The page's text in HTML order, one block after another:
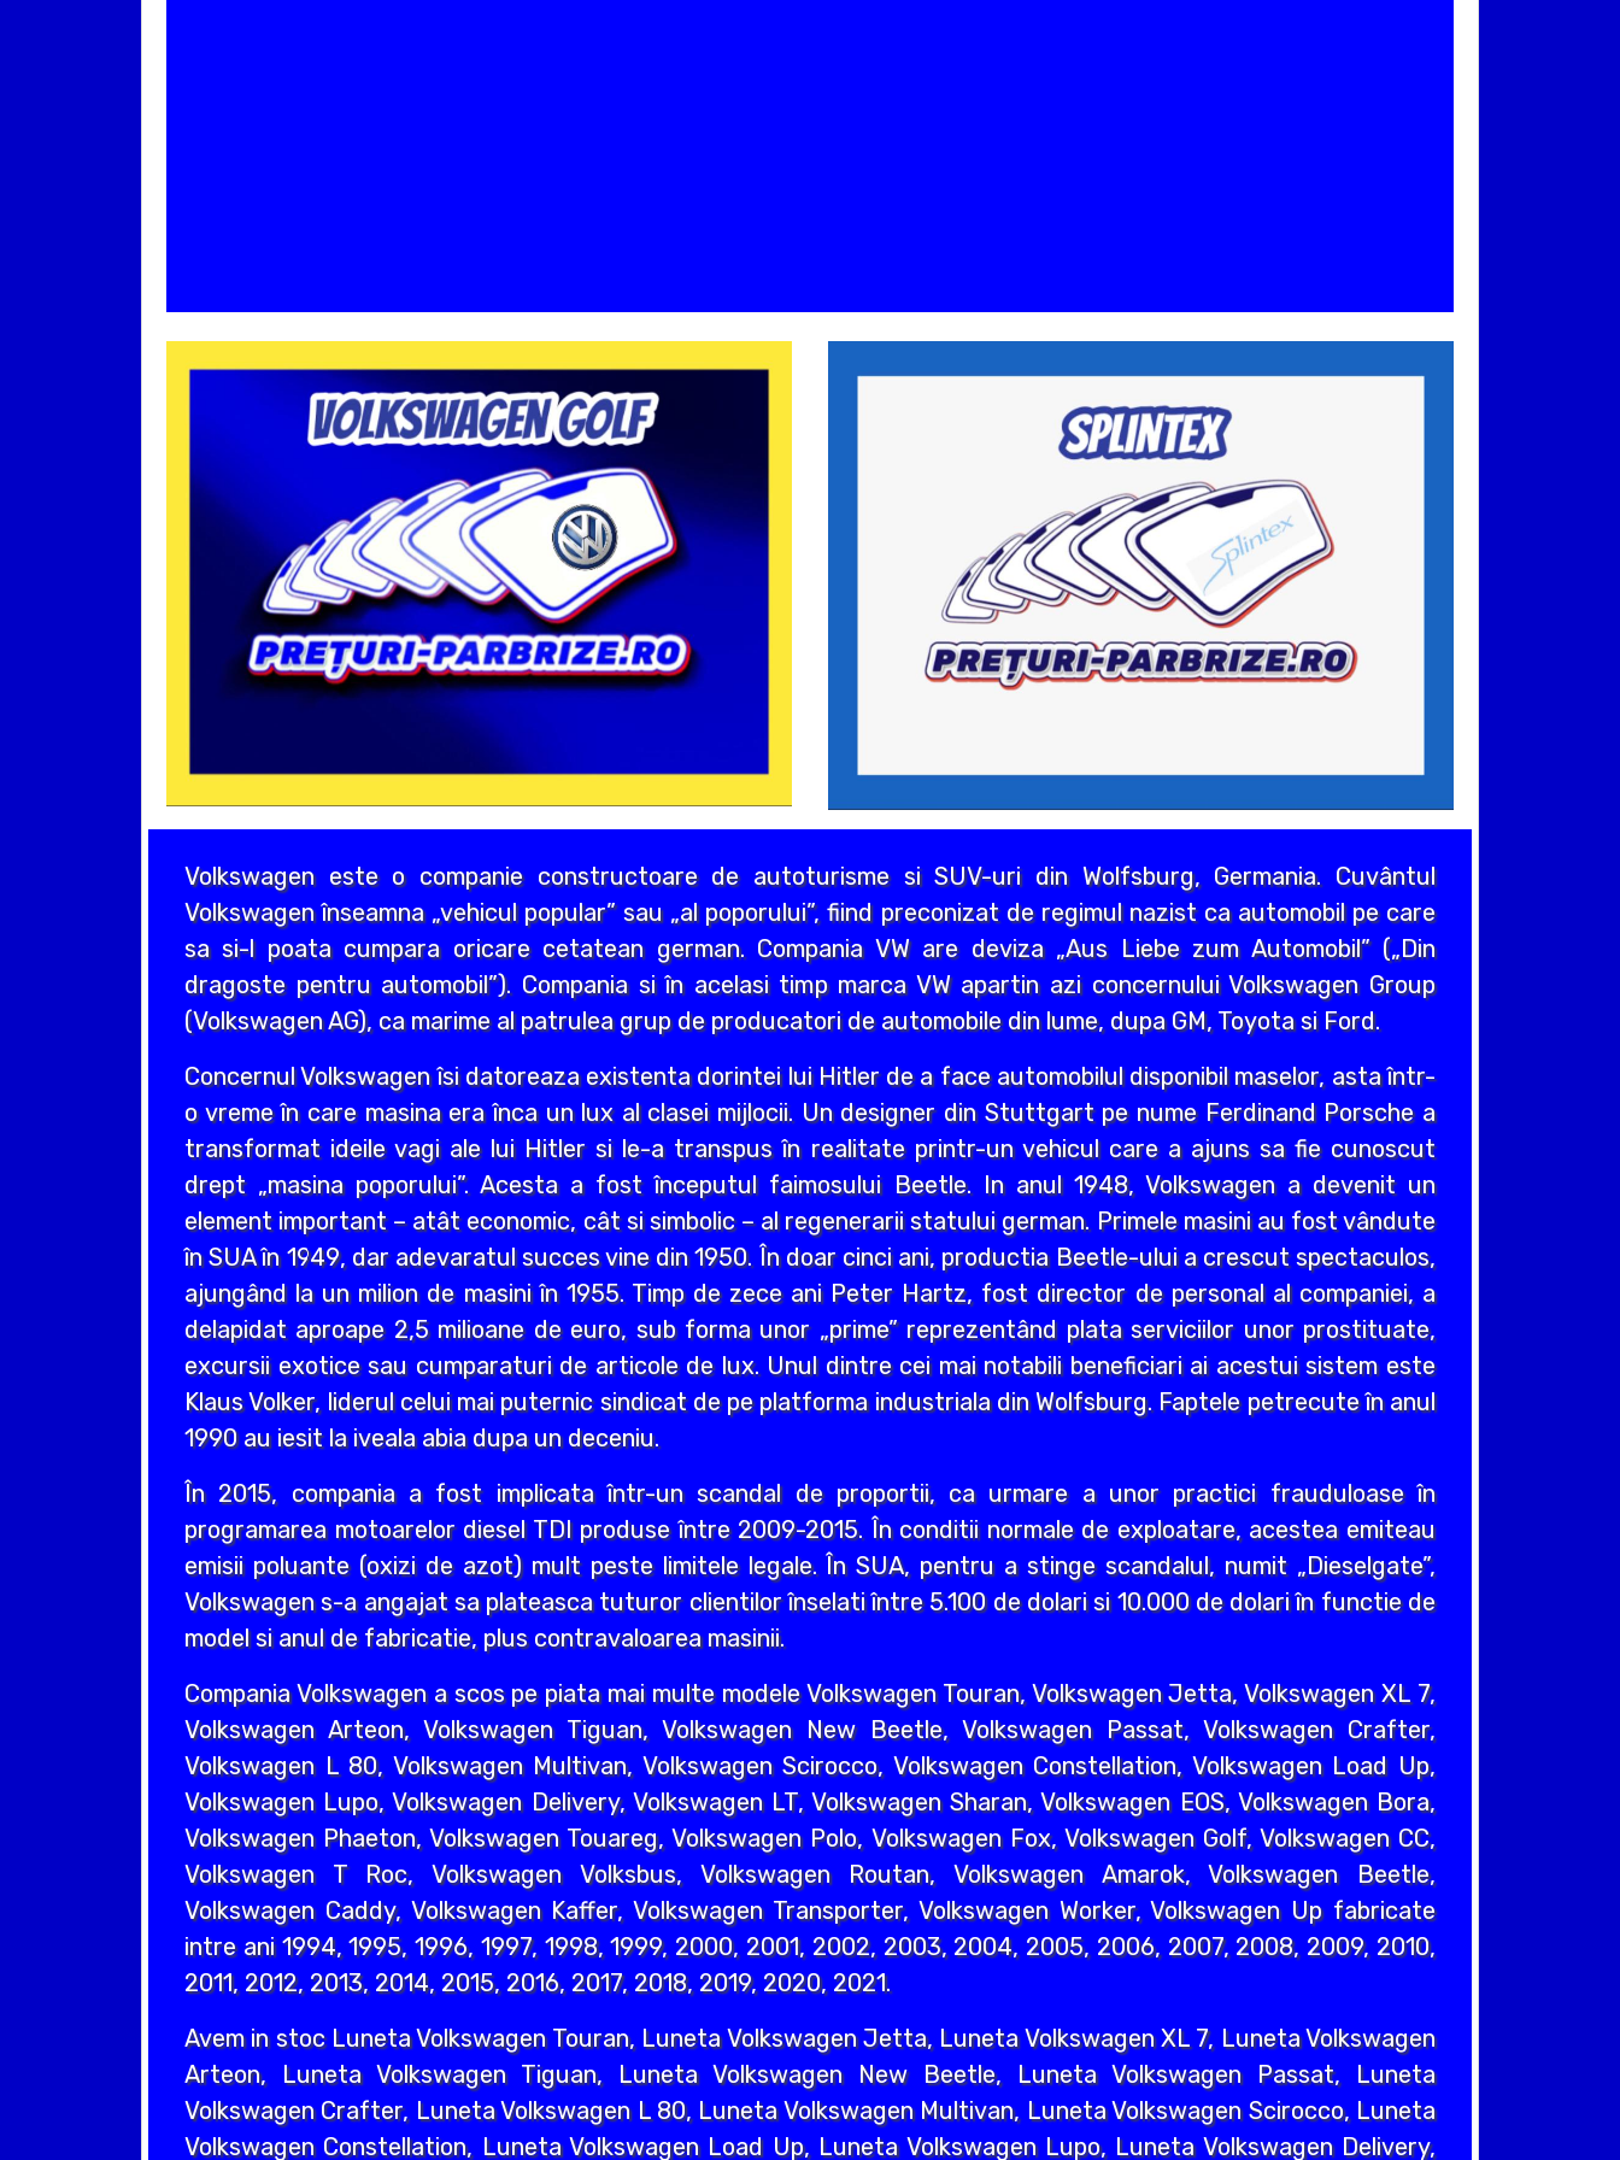
Volkswagen este o companie constructoare de autoturisme si SUV-uri din Wolfsburg, Germania. Cuvântul
Volkswagen înseamna „vehicul popular” sau „al poporului”, fiind preconizat de regimul nazist ca automobil pe care
sa si-l poata cumpara oricare cetatean german. Compania VW are deviza „Aus Liebe zum Automobil” („Din
dragoste pentru automobil”). Compania si în acelasi timp marca VW apartin azi concernului Volkswagen Group
(Volkswagen AG), ca marime al patrulea grup de producatori de automobile din lume, dupa GM, Toyota si Ford.
Concernul Volkswagen îsi datoreaza existenta dorintei lui Hitler de a face automobilul disponibil maselor, asta într-
o vreme în care masina era înca un lux al clasei mijlocii. Un designer din Stuttgart pe nume Ferdinand Porsche a
transformat ideile vagi ale lui Hitler si le-a transpus în realitate printr-un vehicul care a ajuns sa fie cunoscut
drept „masina poporului”. Acesta a fost începutul faimosului Beetle. In anul 1948, Volkswagen a devenit un
element important – atât economic, cât si simbolic – al regenerarii statului german. Primele masini au fost vândute
în SUA în 1949, dar adevaratul succes vine din 1950. În doar cinci ani, productia Beetle-ului a crescut spectaculos,
ajungând la un milion de masini în 1955. Timp de zece ani Peter Hartz, fost director de personal al companiei, a
delapidat aproape 2,5 milioane de euro, sub forma unor „prime” reprezentând plata serviciilor unor prostituate,
excursii exotice sau cumparaturi de articole de lux. Unul dintre cei mai notabili beneficiari ai acestui sistem este
Klaus Volker, liderul celui mai puternic sindicat de pe platforma industriala din Wolfsburg. Faptele petrecute în anul
1990 au iesit la iveala abia dupa un deceniu.
În 2015, compania a fost implicata într-un scandal de proportii, ca urmare a unor practici frauduloase în
programarea motoarelor diesel TDI produse între 2009-2015. În conditii normale de exploatare, acestea emiteau
emisii poluante (oxizi de azot) mult peste limitele legale. În SUA, pentru a stinge scandalul, numit „Dieselgate”,
Volkswagen s-a angajat sa plateasca tuturor clientilor înselati între 5.100 de dolari si 10.000 de dolari în functie de
model si anul de fabricatie, plus contravaloarea masinii.
Compania Volkswagen a scos pe piata mai multe modele Volkswagen Touran, Volkswagen Jetta, Volkswagen XL 7,
Volkswagen Arteon, Volkswagen Tiguan, Volkswagen New Beetle, Volkswagen Passat, Volkswagen Crafter,
Volkswagen L 80, Volkswagen Multivan, Volkswagen Scirocco, Volkswagen Constellation, Volkswagen Load Up,
Volkswagen Lupo, Volkswagen Delivery, Volkswagen LT, Volkswagen Sharan, Volkswagen EOS, Volkswagen Bora,
Volkswagen Phaeton, Volkswagen Touareg, Volkswagen Polo, Volkswagen Fox, Volkswagen Golf, Volkswagen CC,
Volkswagen T Roc, Volkswagen Volksbus, Volkswagen Routan, Volkswagen Amarok, Volkswagen Beetle,
Volkswagen Caddy, Volkswagen Kaffer, Volkswagen Transporter, Volkswagen Worker, Volkswagen Up fabricate
intre ani 1994, 1995, 1996, 1997, 1998, 1999, 2000, 2001, 2002, 2003, 2004, 2005, 2006, 2007, 2008, 2009, 2010,
2011, 2012, 2013, 2014, 2015, 2016, 2017, 2018, 2019, 2020, 2021.
Avem in stoc Luneta Volkswagen Touran, Luneta Volkswagen Jetta, Luneta Volkswagen XL 7, Luneta Volkswagen
Arteon, Luneta Volkswagen Tiguan, Luneta Volkswagen New Beetle, Luneta Volkswagen Passat, Luneta
Volkswagen Crafter, Luneta Volkswagen L 80, Luneta Volkswagen Multivan, Luneta Volkswagen Scirocco, Luneta
Volkswagen Constellation, Luneta Volkswagen Load Up, Luneta Volkswagen Lupo, Luneta Volkswagen Delivery,